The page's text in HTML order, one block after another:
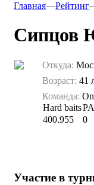
Главная—Рейтинг
Сипцов
Откуда:
Возраст: 41
Команда:
Hard baits
400.955
0
Участие в